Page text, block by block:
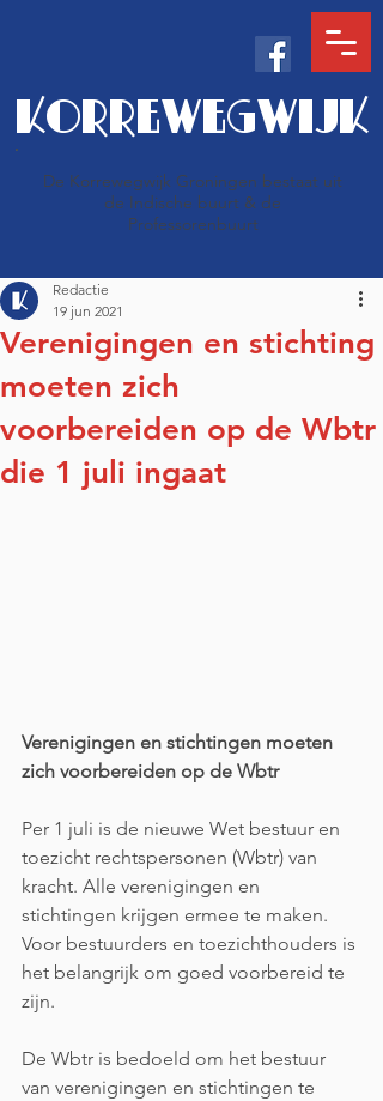
KORREWEGWIJK
De Korrewegwijk Groningen bestaat uit
de Indische buurt & de
Professorenbuurt
Verenigingen en stichting
moeten zich
voorbereiden op de Wbtr
die 1 juli ingaat
Redactie
19 jun 2021
Verenigingen en stichtingen moeten
zich voorbereiden op de Wbtr
Per 1 juli is de nieuwe Wet bestuur en
toezicht rechtspersonen (Wbtr) van
kracht. Alle verenigingen en
stichtingen krijgen ermee te maken.
Voor bestuurders en toezichthouders is
het belangrijk om goed voorbereid te
zijn.
De Wbtr is bedoeld om het bestuur
van verenigingen en stichtingen te